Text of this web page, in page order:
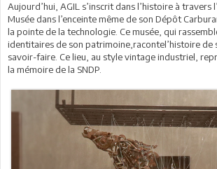
Aujourd’hui, AGIL s’inscrit dans l’histoire à travers
Musée dans l’enceinte même de son Dépôt
la pointe de la technologie. Ce musée, qui
identitaires de son patrimoine,racontel’histoire de
savoir-faire. Ce lieu, au style vintage industriel,
la mémoire de la SNDP.